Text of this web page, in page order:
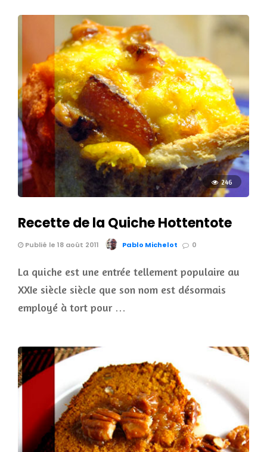
246
Recette de la Quiche Hottentote
Publié le 18 août 2011 Pablo Michelot 0
La quiche est une entrée tellement populaire au
XXIe siècle siècle que son nom est désormais
employé à tort pour …